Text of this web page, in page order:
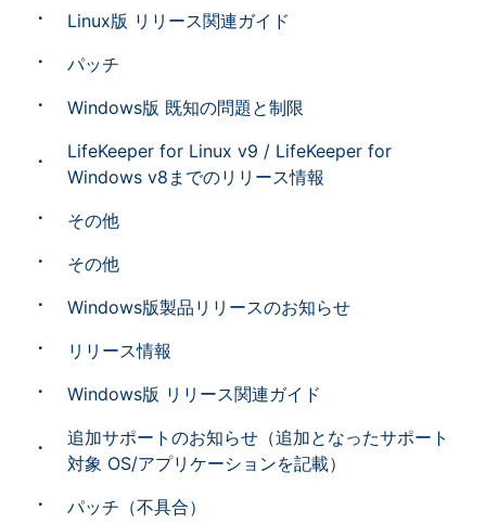
Linux版 リリース関連ガイド
パッチ
Windows版 既知の問題と制限
LifeKeeper for Linux v9 / LifeKeeper for
Windows v8までのリリース情報
その他
その他
Windows版製品リリースのお知らせ
リリース情報
Windows版 リリース関連ガイド
追加サポートのお知らせ（追加となったサポート
対象 OS/アプリケーションを記載）
パッチ（不具合）